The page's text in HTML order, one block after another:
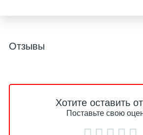
Отзывы
Хотите оставить
Поставьте свою